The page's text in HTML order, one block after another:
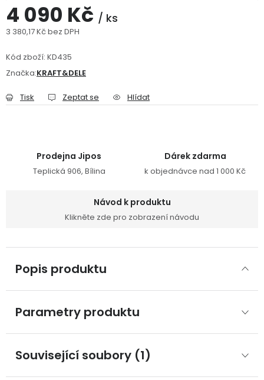
Doprava a platba Váš zákaznický účet
Reklamační formulář Odstoupení ve lhůtě 14 dní
Podmínky ochrany osobních údajů
4 090 Kč / ks
3 380,17 Kč bez DPH
Kód zboží: KD435
Značka:KRAFT&DELE
Tisk Zeptat se Hlídat
Prodejna Jipos
Teplická 906, Bílina
Dárek zdarma
k objednávce nad 1 000 Kč
Návod k produktu
Klikněte zde pro zobrazení návodu
Popis produktu
Parametry produktu
Související soubory (1)